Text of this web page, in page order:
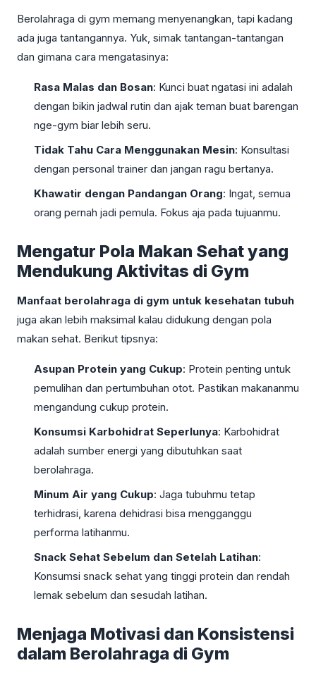
Berolahraga di gym memang menyenangkan, tapi kadang
ada juga tantangannya. Yuk, simak tantangan-tantangan
dan gimana cara mengatasinya:
Rasa Malas dan Bosan: Kunci buat ngatasi ini adalah
dengan bikin jadwal rutin dan ajak teman buat barengan
nge-gym biar lebih seru.
Tidak Tahu Cara Menggunakan Mesin: Konsultasi
dengan personal trainer dan jangan ragu bertanya.
Khawatir dengan Pandangan Orang: Ingat, semua
orang pernah jadi pemula. Fokus aja pada tujuanmu.
Mengatur Pola Makan Sehat yang
Mendukung Aktivitas di Gym
Manfaat berolahraga di gym untuk kesehatan tubuh
juga akan lebih maksimal kalau didukung dengan pola
makan sehat. Berikut tipsnya:
Asupan Protein yang Cukup: Protein penting untuk
pemulihan dan pertumbuhan otot. Pastikan makananmu
mengandung cukup protein.
Konsumsi Karbohidrat Seperlunya: Karbohidrat
adalah sumber energi yang dibutuhkan saat
berolahraga.
Minum Air yang Cukup: Jaga tubuhmu tetap
terhidrasi, karena dehidrasi bisa mengganggu
performa latihanmu.
Snack Sehat Sebelum dan Setelah Latihan:
Konsumsi snack sehat yang tinggi protein dan rendah
lemak sebelum dan sesudah latihan.
Menjaga Motivasi dan Konsistensi
dalam Berolahraga di Gym